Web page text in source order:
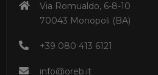
Via Romualdo, 6-8-10
70043 Monopoli (BA)
+39 080 413 6121
info@oreb.it